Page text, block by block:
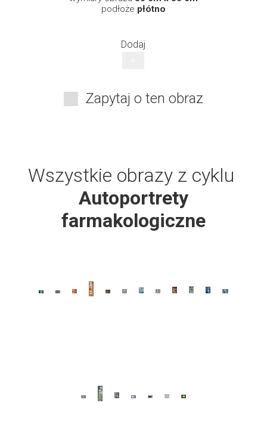
podłoże płótno
Dodaj
Zapytaj o ten obraz
Wszystkie obrazy z cyklu
Autoportrety
farmakologiczne